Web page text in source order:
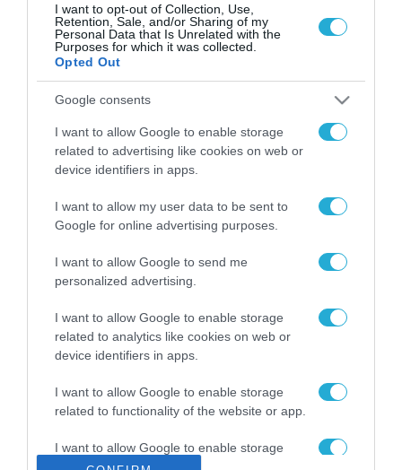
I want to opt-out of Collection, Use,
Retention, Sale, and/or Sharing of my
Personal Data that Is Unrelated with the
Purposes for which it was collected.
Opted Out
Google consents
I want to allow Google to enable storage
related to advertising like cookies on web or
device identifiers in apps.
I want to allow my user data to be sent to
Google for online advertising purposes.
I want to allow Google to send me
personalized advertising.
I want to allow Google to enable storage
related to analytics like cookies on web or
device identifiers in apps.
I want to allow Google to enable storage
related to functionality of the website or app.
I want to allow Google to enable storage
related to personalization.
ΡΟΗ ΕΙΔΗΣΕΩΝ
Το χρηματοδοτούμενο
από την ΕΕ έργο “The
Gaming Police”
ενισχύει την ασφάλεια
των παιδιών στο
διαδίκτυο
31.07.2026
ΑΑΔΕ: Διευκρινίσεις
για τα πρόστιμα σε
αφορούν τους ΦΗΜ
Σ. Καλαφάτης: «Η
Τεχνητή Νοημοσύνη
δεν είναι απλώς μια
μια νέα βιομηχανική
επανάσταση»
Νέος οδηγός του ΕΚΤ
των ελληνικών